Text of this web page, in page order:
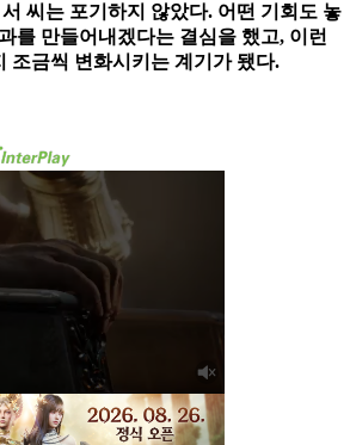
씨는 포기하지 않았다. 어떤 기회도 놓
를 만들어내겠다는 결심을 했고, 이런
조금씩 변화시키는 계기가 됐다.